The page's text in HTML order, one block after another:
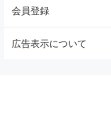
会員登録
広告表示について